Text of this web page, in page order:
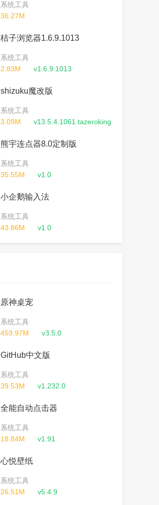
系统工具
36.27M
桔子浏览器1.6.9.1013
系统工具
2.83M
v1.6.9.1013
shizuku魔改版
系统工具
3.09M
v13.5.4.1061.tazeroking
熊宇连点器8.0定制版
系统工具
35.55M
v1.0
小企鹅输入法
系统工具
43.86M
v1.0
原神桌宠
系统工具
459.97M
v3.5.0
GitHub中文版
系统工具
39.53M
v1.232.0
全能自动点击器
系统工具
18.84M
v1.91
心悦壁纸
系统工具
26.51M
v5.4.9